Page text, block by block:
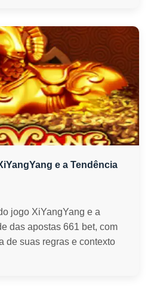
e a Tendência
jogo XiYangYang e a
das apostas 661 bet, com
de suas regras e contexto